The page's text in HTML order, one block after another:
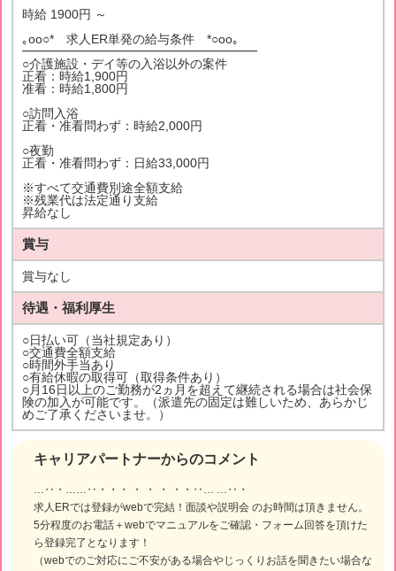
キャリアパートナーからのコメント
…‥・……‥・・・ ・ ・ ・ ・・‥… …‥・
求人ERでは登録がwebで完結！面談や説明会 のお時間は頂きません。
5分程度のお電話＋webでマニュアルをご確認・フォーム回答を頂けた
ら登録完了となります！
（webでのご対応にご不安がある場合やじっくりお話を聞きたい場合な
時給 1900円 ～
｡oо○* 求人ER単発の給与条件 *○оo｡
━━━━━━━━━━━━━━━━━━━
○介護施設・デイ等の入浴以外の案件
正看：時給1,900円
准看：時給1,800円
○訪問入浴
正看・准看問わず：時給2,000円
○夜勤
正看・准看問わず：日給33,000円
※すべて交通費別途全額支給
※残業代は法定通り支給
昇給なし
賞与
賞与なし
待遇・福利厚生
○日払い可（当社規定あり）
○交通費全額支給
○時間外手当あり
○有給休暇の取得可（取得条件あり）
○月16日以上のご勤務が2ヵ月を超えて継続される場合は社会保
険の加入が可能です。（派遣先の固定は難しいため、あらかじ
めご了承くださいませ。）